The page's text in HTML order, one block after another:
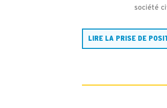
société
LIRE LA PRISE DE